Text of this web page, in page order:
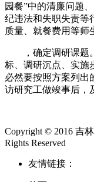
园餐”中的清廉问题
纪违法和失职失责等
质量、就餐费用等师
，确定调研课题。
标、调研沉点、实施
必然要按照方案列出
访研究工做竣事后，
Copyright © 2016 吉
Rights Reserved
友情链接：